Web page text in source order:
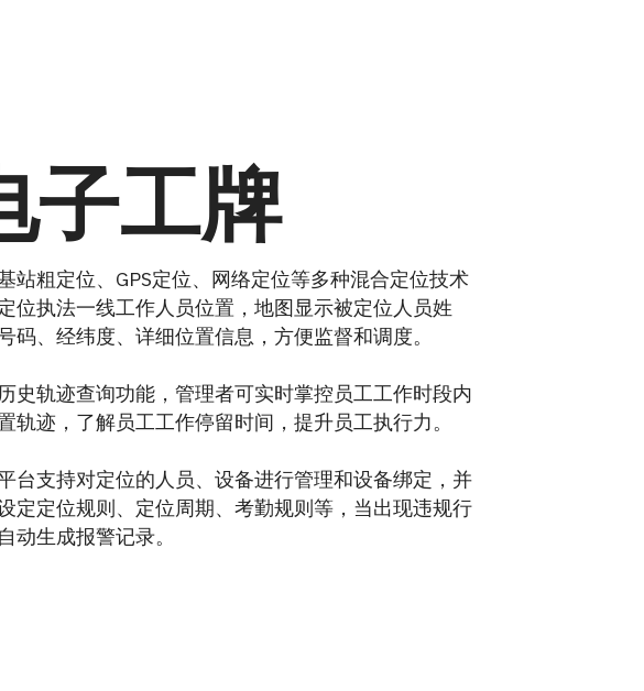
子工牌
站粗定位、GPS定位、网络定位等多种混合定位技术
位执法一线工作人员位置，地图显示被定位人员姓
码、经纬度、详细位置信息，方便监督和调度。
史轨迹查询功能，管理者可实时掌控员工工作时段内
轨迹，了解员工工作停留时间，提升员工执行力。
台支持对定位的人员、设备进行管理和设备绑定，并
定定位规则、定位周期、考勤规则等，当出现违规行
动生成报警记录。